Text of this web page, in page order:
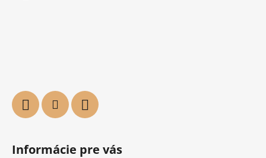
Informácie pre vás